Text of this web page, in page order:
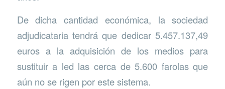
De dicha cantidad económica, la sociedad
adjudicataria tendrá que dedicar 5.457.137,49
euros a la adquisición de los medios para
sustituir a led las cerca de 5.600 farolas que
aún no se rigen por este sistema.